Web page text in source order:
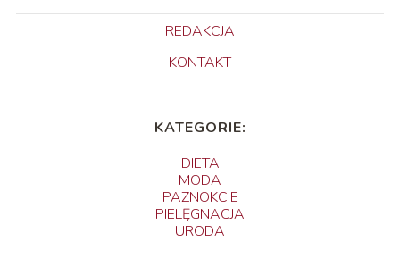
REDAKCJA
KONTAKT
KATEGORIE:
DIETA
MODA
PAZNOKCIE
PIELĘGNACJA
URODA